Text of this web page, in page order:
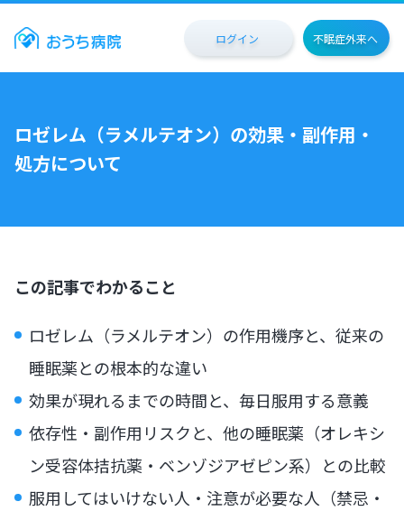
ログイン 不眠症外来へ
ロゼレム（ラメルテオン）の効果・副作用・
処方について
この記事でわかること
ロゼレム（ラメルテオン）の作用機序と、従来の
睡眠薬との根本的な違い
効果が現れるまでの時間と、毎日服用する意義
依存性・副作用リスクと、他の睡眠薬（オレキシ
ン受容体拮抗薬・ベンゾジアゼピン系）との比較
服用してはいけない人・注意が必要な人（禁忌・